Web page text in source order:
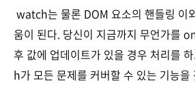
watch는 물론 DOM 요소의 핸들링 이
움이 된다. 당신이 지금까지 무언가를
후 값에 업데이트가 있을 경우 처리를
h가 모든 문제를 커버할 수 있는 기능을